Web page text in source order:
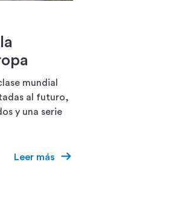
mundial
al futuro,
y una serie
Leer más